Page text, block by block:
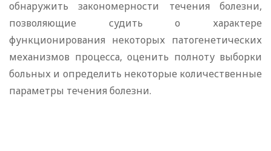
обнаружить закономерности течения болезни,
позволяющие судить о характере
функционирования некото­рых патогенетических
механизмов процесса, оценить полноту выборки
больных и определить некоторые количественные
параметры течения болезни.